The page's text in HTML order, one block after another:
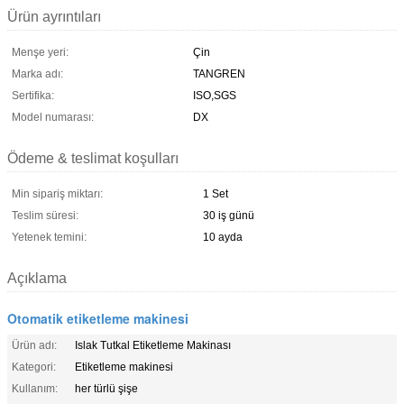
Ürün ayrıntıları
Menşe yeri:
Çin
Marka adı:
TANGREN
Sertifika:
ISO,SGS
Model numarası:
DX
Ödeme & teslimat koşulları
Min sipariş miktarı:
1 Set
Teslim süresi:
30 iş günü
Yetenek temini:
10 ayda
Açıklama
Otomatik etiketleme makinesi
Ürün adı:
Islak Tutkal Etiketleme Makinası
Kategori:
Etiketleme makinesi
Kullanım:
her türlü şişe